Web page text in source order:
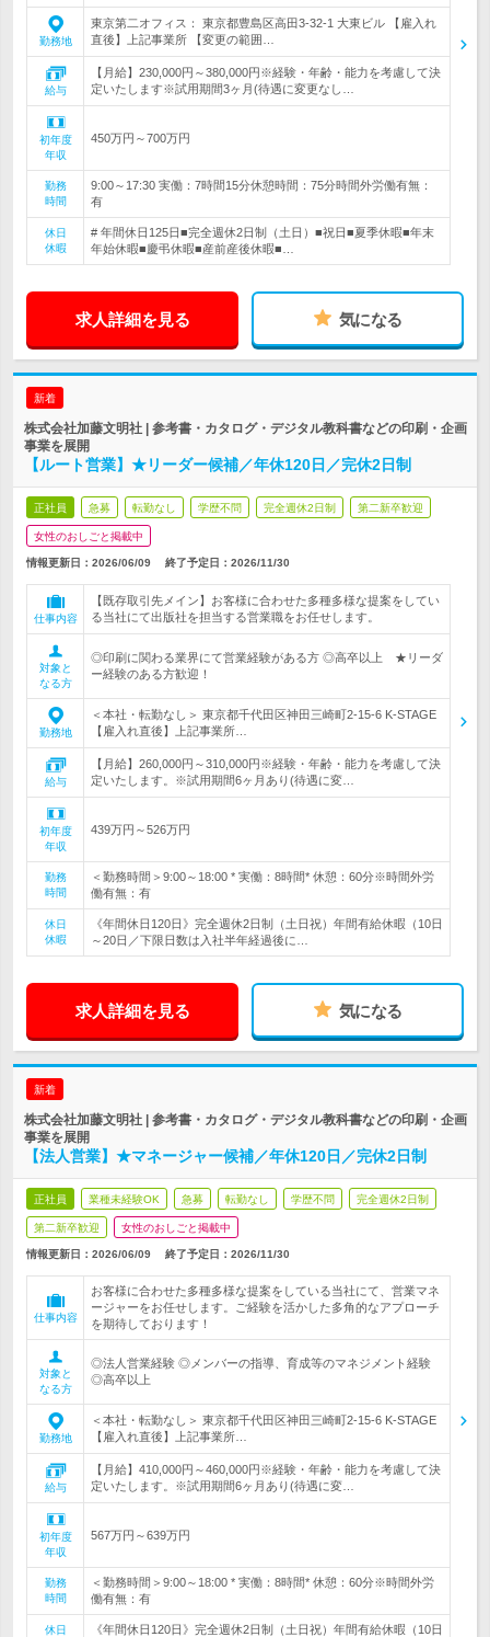
勤務地
東京第二オフィス： 東京都豊島区高田3-32-1 大東ビル 【雇入れ
直後】上記事業所 【変更の範囲…
給与
【月給】230,000円～380,000円※経験・年齢・能力を考慮して決
定いたします※試用期間3ヶ月(待遇に変更なし…
初年度
年収
450万円～700万円
勤務
時間
9:00～17:30 実働：7時間15分休憩時間：75分時間外労働有無：
有
休日
休暇
# 年間休日125日■完全週休2日制（土日）■祝日■夏季休暇■年末
年始休暇■慶弔休暇■産前産後休暇■…
求人詳細を見る 気になる
新着
株式会社加藤文明社 | 参考書・カタログ・デジタル教科書などの印刷・企画
事業を展開
【ルート営業】★リーダー候補／年休120日／完休2日制
正社員 急募 転勤なし 学歴不問 完全週休2日制 第二新卒歓迎
女性のおしごと掲載中
情報更新日：2026/06/09 終了予定日： 2026/11/30
仕事内容
【既存取引先メイン】お客様に合わせた多種多様な提案をしてい
る当社にて出版社を担当する営業職をお任せします。
対象と
なる方
◎印刷に関わる業界にて営業経験がある方 ◎高卒以上 ★リーダ
ー経験のある方歓迎！
勤務地
＜本社・転勤なし＞ 東京都千代田区神田三崎町2-15-6 K-STAGE
【雇入れ直後】上記事業所…
給与
【月給】260,000円～310,000円※経験・年齢・能力を考慮して決
定いたします。※試用期間6ヶ月あり(待遇に変…
初年度
年収
439万円～526万円
勤務
時間
＜勤務時間＞9:00～18:00 * 実働：8時間* 休憩：60分※時間外労
働有無：有
休日
休暇
《年間休日120日》完全週休2日制（土日祝）年間有給休暇（10日
～20日／下限日数は入社半年経過後に…
求人詳細を見る 気になる
新着
株式会社加藤文明社 | 参考書・カタログ・デジタル教科書などの印刷・企画
事業を展開
【法人営業】★マネージャー候補／年休120日／完休2日制
正社員 業種未経験OK 急募 転勤なし 学歴不問 完全週休2日制
第二新卒歓迎 女性のおしごと掲載中
情報更新日：2026/06/09 終了予定日： 2026/11/30
仕事内容
お客様に合わせた多種多様な提案をしている当社にて、営業マネ
ージャーをお任せします。ご経験を活かした多角的なアプローチ
を期待しております！
対象と
なる方
◎法人営業経験 ◎メンバーの指導、育成等のマネジメント経験
◎高卒以上
勤務地
＜本社・転勤なし＞ 東京都千代田区神田三崎町2-15-6 K-STAGE
【雇入れ直後】上記事業所…
給与
【月給】410,000円～460,000円※経験・年齢・能力を考慮して決
定いたします。※試用期間6ヶ月あり(待遇に変…
初年度
年収
567万円～639万円
勤務
時間
＜勤務時間＞9:00～18:00 * 実働：8時間* 休憩：60分※時間外労
働有無：有
休日
《年間休日120日》完全週休2日制（土日祝）年間有給休暇（10日